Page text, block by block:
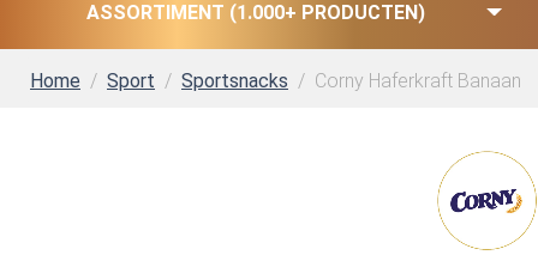
ASSORTIMENT (1.000+ PRODUCTEN)
Home Sport Sportsnacks Corny Haferkraft Banaan